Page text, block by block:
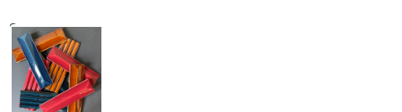
Serie